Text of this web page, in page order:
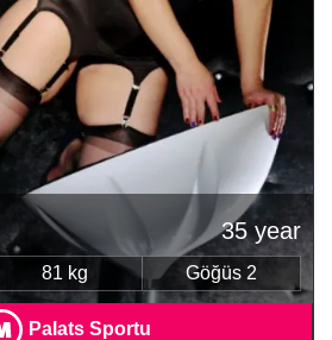
35 year
81 kg Göğüs 2
Palats Sportu